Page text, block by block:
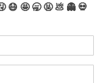
😷 🤩 🥱 🤬 💩 👻 💀